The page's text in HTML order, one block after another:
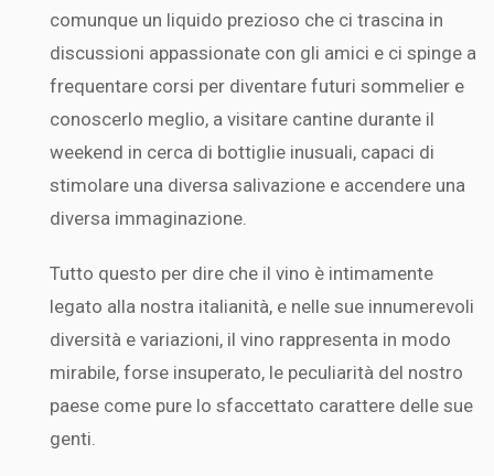
comunque un liquido prezioso che ci trascina in
discussioni appassionate con gli amici e ci spinge a
frequentare corsi per diventare futuri sommelier e
conoscerlo meglio, a visitare cantine durante il
weekend in cerca di bottiglie inusuali, capaci di
stimolare una diversa salivazione e accendere una
diversa immaginazione.
Tutto questo per dire che il vino è intimamente
legato alla nostra italianità, e nelle sue innumerevoli
diversità e variazioni, il vino rappresenta in modo
mirabile, forse insuperato, le peculiarità del nostro
paese come pure lo sfaccettato carattere delle sue
genti.